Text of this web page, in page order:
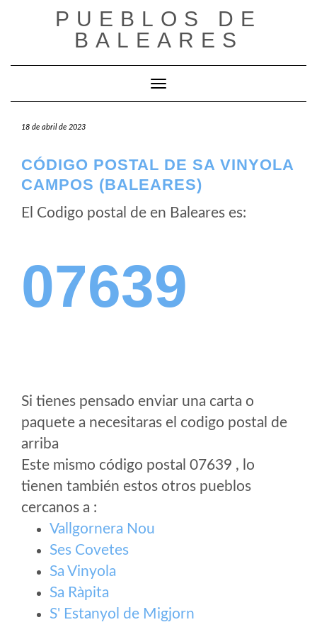
PUEBLOS DE
BALEARES
Cambiar modo de navegación
18 de abril de 2023
CÓDIGO POSTAL DE SA VINYOLA
CAMPOS (BALEARES)
El Codigo postal de en Baleares es:
07639
Si tienes pensado enviar una carta o
paquete a necesitaras el codigo postal de
arriba
Este mismo código postal 07639 , lo
tienen también estos otros pueblos
cercanos a :
Vallgornera Nou
Ses Covetes
Sa Vinyola
Sa Ràpita
S' Estanyol de Migjorn